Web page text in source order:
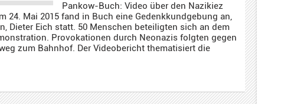
Pankow-Buch: Video über den Nazikiez
24. Mai 2015 fand in Buch eine Gedenkkundgebung an,
Dieter Eich statt. 50 Menschen beteiligten sich an dem
Provokationen durch Neonazis folgten gegen
zum Bahnhof. Der Videobericht thematisiert die